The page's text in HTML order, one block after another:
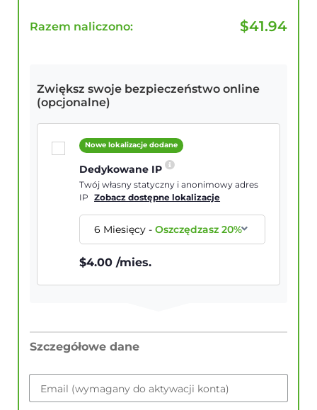
Razem naliczono: $41.94
Zwiększ swoje bezpieczeństwo online
(opcjonalne)
Nowe lokalizacje dodane
Dedykowane IP
Twój własny statyczny i anonimowy adres
IP
Zobacz dostępne lokalizacje
6 Miesięcy-Oszczędzasz20%
$4.00 /mies.
Szczegółowe dane
Email (wymagany do aktywacji konta)